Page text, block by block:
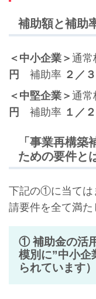
補助額と補助
＜中小企業＞ 通常
円 補助率２／３
＜中堅企業＞ 通常
円 補助率１／
「事業再構
ための要件と
下記の①に当ては
請要件を全て満た
① 補助金の活
模別に”中小企
られています）